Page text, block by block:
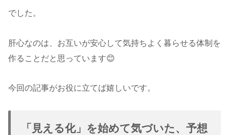
でした。
肝心なのは、お互いが安心して気持ちよく暮らせる体制を
作ることだと思っています😊
今回の記事がお役に立てば嬉しいです。
「見える化」を始めて気づいた、予想